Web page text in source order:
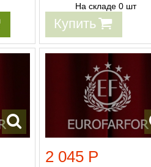
На складе 0 шт
Купить
2 045 Р